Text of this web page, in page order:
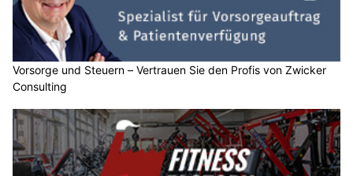
Vorsorge und Steuern – Vertrauen Sie den Profis von Zwicker
Consulting